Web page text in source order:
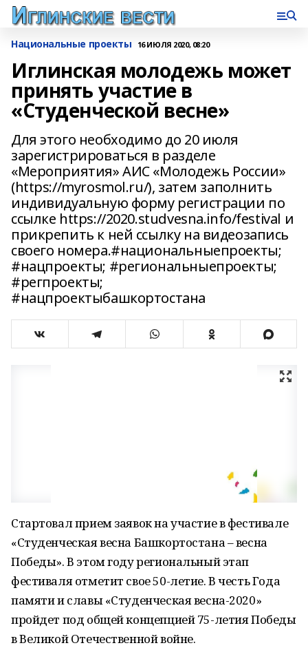
Национальные проекты 16 ИЮЛЯ 2020, 08:20
Иглинская молодежь может
принять участие в
«Студенческой весне»
Для этого необходимо до 20 июля
зарегистрироваться в разделе
«Мероприятия» АИС «Молодежь России»
(https://myrosmol.ru/), затем заполнить
индивидуальную форму регистрации по
ссылке https://2020.studvesna.info/festival и
прикрепить к ней ссылку на видеозапись
своего номера.#национальныепроекты;
#нацпроекты; #региональныепроекты;
#регпроекты;
#нацпроектыбашкортостана
Стартовал прием заявок на участие в фестивале
«Студенческая весна Башкортостана – весна
Победы». В этом году региональный этап
фестиваля отметит свое 50-летие. В честь Года
памяти и славы «Студенческая весна-2020»
пройдет под общей концепцией 75-летия Победы
в Великой Отечественной войне.